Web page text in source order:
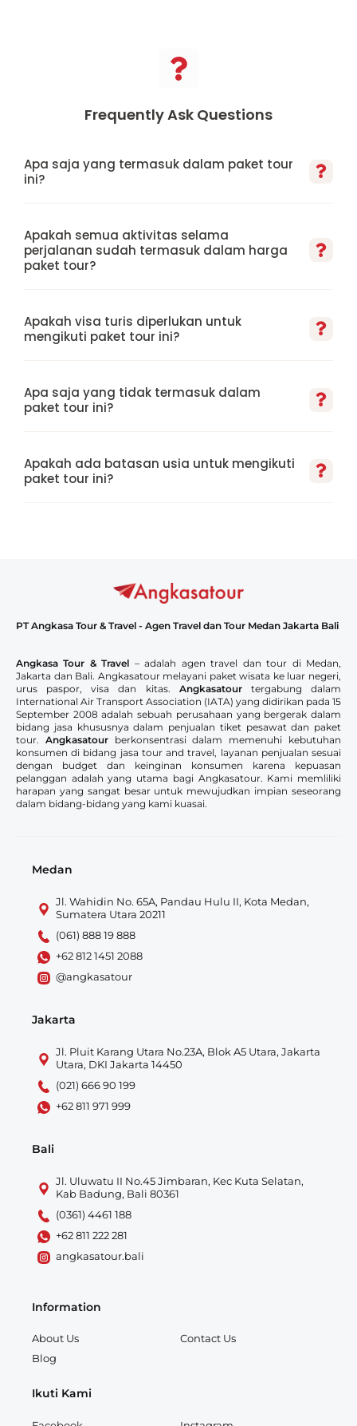
Frequently Ask Questions
Apa saja yang termasuk dalam paket tour
ini?
Apakah semua aktivitas selama
perjalanan sudah termasuk dalam harga
paket tour?
Apakah visa turis diperlukan untuk
mengikuti paket tour ini?
Apa saja yang tidak termasuk dalam
paket tour ini?
Apakah ada batasan usia untuk mengikuti
paket tour ini?
PT Angkasa Tour & Travel - Agen Travel dan Tour Medan Jakarta Bali
Angkasa Tour & Travel – adalah agen travel dan tour di Medan,
Jakarta dan Bali. Angkasatour melayani paket wisata ke luar negeri,
urus paspor, visa dan kitas. Angkasatourtergabung dalam
International Air Transport Association (IATA) yang didirikan pada 15
September 2008 adalah sebuah perusahaan yang bergerak dalam
bidang jasa khususnya dalam penjualan tiket pesawat dan paket
tour. Angkasatourberkonsentrasi dalam memenuhi kebutuhan
konsumen di bidang jasa tour and travel, layanan penjualan sesuai
dengan budget dan keinginan konsumen karena kepuasan
pelanggan adalah yang utama bagi Angkasatour. Kami memliliki
harapan yang sangat besar untuk mewujudkan impian seseorang
dalam bidang-bidang yang kami kuasai.
Medan
Jl. Wahidin No. 65A, Pandau Hulu II, Kota Medan,
Sumatera Utara 20211
(061) 888 19 888
+62 812 1451 2088
@angkasatour
Jakarta
Jl. Pluit Karang Utara No.23A, Blok A5 Utara, Jakarta
Utara, DKI Jakarta 14450
(021) 666 90 199
+62 811 971 999
Bali
Jl. Uluwatu II No.45 Jimbaran, Kec Kuta Selatan,
Kab Badung, Bali 80361
(0361) 4461 188
+62 811 222 281
angkasatour.bali
Information
About Us
Contact Us
Blog
Ikuti Kami